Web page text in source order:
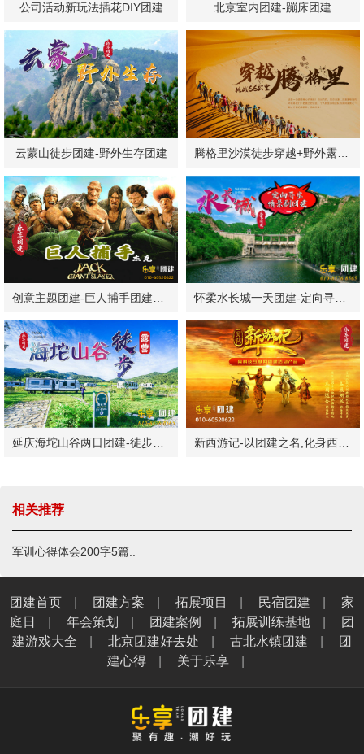
公司活动新玩法插花DIY团建 北京室内团建-蹦床团建
云蒙山徒步团建-野外生存团建 腾格里沙漠徒步穿越+野外露营团建
怀柔水长城一天团建-定向寻宝-烧烤
延庆海坨山谷两日团建-徒步露营 新西游记-以团建之名,化身西游神仙！
相关推荐
军训心得体会200字5篇..
团建首页 团建方案 拓展项目 民宿团建
家
庭日
年会策划 团建案例 拓展训练基地
团
建游戏大全
北京团建好去处 古北水镇团建
团
建心得
关于乐享